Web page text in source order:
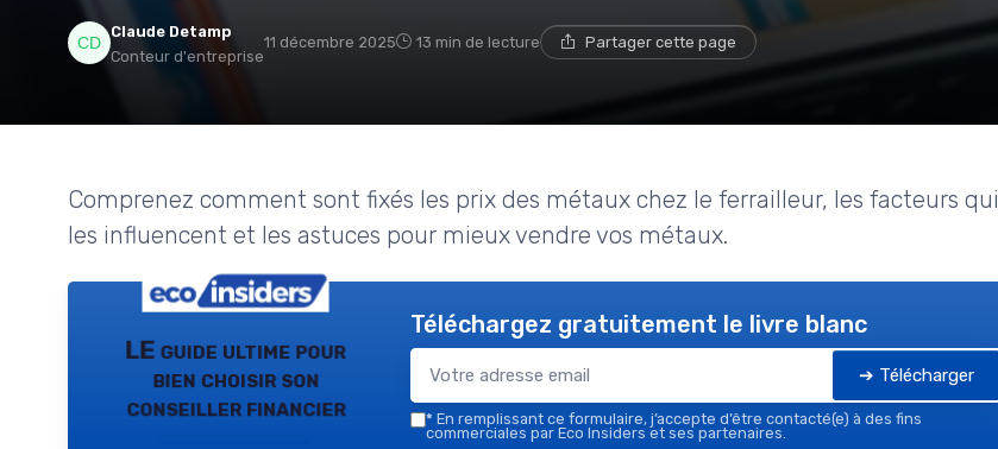
Claude Detamp
Conteur d'entreprise
11 décembre 2025 13 min de lecture Partager cette page
Comprenez comment sont fixés les prix des métaux chez le ferrailleur, les facteurs qui
les influencent et les astuces pour mieux vendre vos métaux.
LE guide ultime pour
bien choisir son
conseiller financier
Téléchargez gratuitement le livre blanc
➔ Télécharger
* En remplissant ce formulaire, j’accepte d’être contacté(e) à des fins
commerciales par Eco Insiders et ses partenaires.